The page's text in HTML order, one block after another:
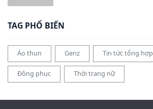
TAG PHỔ BIẾN
Áo thun Genz Tin tức tổng hợp
Đồng phục Thời trang nữ